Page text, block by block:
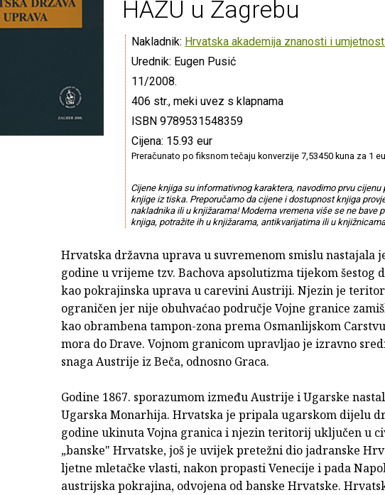
HAZU u Zagrebu
Nakladnik: Hrvatska akademija znanosti i
Urednik: Eugen Pusić
11/2008.
406 str., meki uvez s klapnama
ISBN 9789531548359
Cijena: 15.93 eur
Preračunato po fiksnom tečaju konverzije 7,53450 kuna za 1
Cijene knjiga su informativnog karaktera, navodimo prvu cijenu
knjige iz tiska. Preporučamo da cijene i dostupnost knjiga
nakladnika ili u knjižarama! Moderna vremena više se ne bave
knjiga, potražite ih u knjižarama, antikvarijatima ili u
Hrvatska državna uprava u suvremenom smislu nastajala
godine u vrijeme tzv. Bachova apsolutizma tijekom šestog
kao pokrajinska uprava u carevini Austriji. Njezin je
ograni­čen jer nije obuhvaćao područje Vojne granice
kao obram­bena tampon-zona prema Osmanlijskom
mora do Drave. Vojnom granicom upravljao je izravno
snaga Austrije iz Beča, odnosno Graca.
Godine 1867. sporazumom između Austrije i Ugarske
Ugarska Monarhija. Hrvatska je pripala ugarskom dijelu
godine ukinuta Vojna granica i njezin teritorij uključen u
„banske" Hrvatske, još je uvijek pretežni dio jadranske
ljetne mletačke vlasti, nakon propasti Venecije i pada
austrijska pokrajina, odvojena od banske Hrvatske.